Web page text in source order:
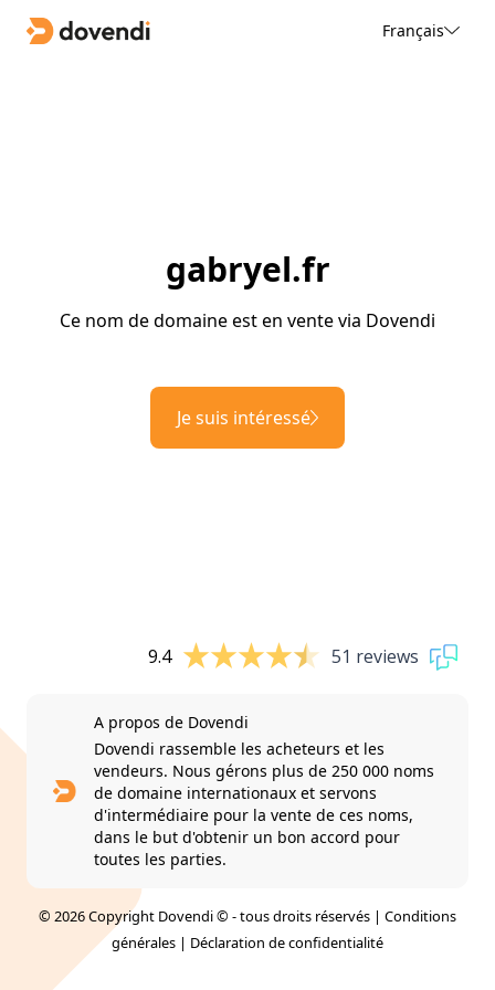
Français
gabryel.fr
Ce nom de domaine est en vente via Dovendi
Je suis intéressé
9.4 51 reviews
A propos de Dovendi
Dovendi rassemble les acheteurs et les
vendeurs. Nous gérons plus de 250 000 noms
de domaine internationaux et servons
d'intermédiaire pour la vente de ces noms,
dans le but d'obtenir un bon accord pour
toutes les parties.
© 2026 Copyright Dovendi © - tous droits réservés | Conditions
générales | Déclaration de confidentialité